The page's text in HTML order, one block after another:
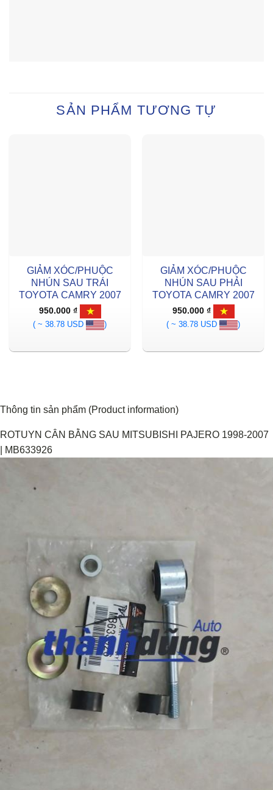
SẢN PHẨM TƯƠNG TỰ
GIẢM XÓC/PHUỘC
NHÚN SAU TRÁI
TOYOTA CAMRY 2007
950.000 ₫
( ~ 38.78 USD
)
GIẢM XÓC/PHUỘC
NHÚN SAU PHẢI
TOYOTA CAMRY 2007
950.000 ₫
( ~ 38.78 USD
)
Thông tin sản phẩm (Product information)
ROTUYN CÂN BẰNG SAU MITSUBISHI PAJERO 1998-2007
| MB633926